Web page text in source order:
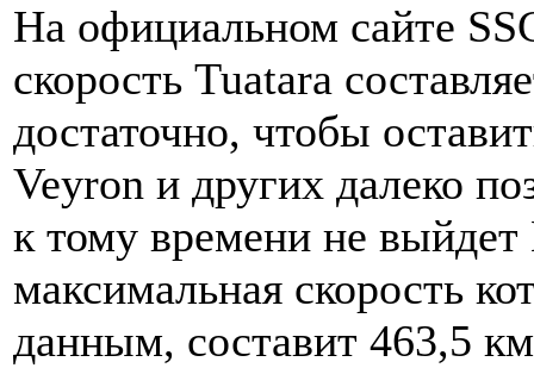
На официальном сайте
скорость Tuatara
достаточно, чтобы
Veyron и других далеко
к тому времени не
максимальная скорость
данным, составит 463,5